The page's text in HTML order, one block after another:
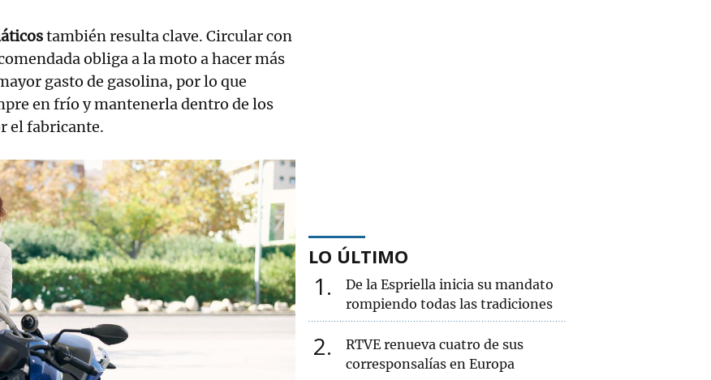
también resulta clave. Circular con
obliga a la moto a hacer más
gasto de gasolina, por lo que
en frío y mantenerla dentro de los
el fabricante.
LO ÚLTIMO
1
De la Espriella inicia su mandato
rompiendo todas las tradiciones
2
RTVE renueva cuatro de sus
corresponsalías en Europa